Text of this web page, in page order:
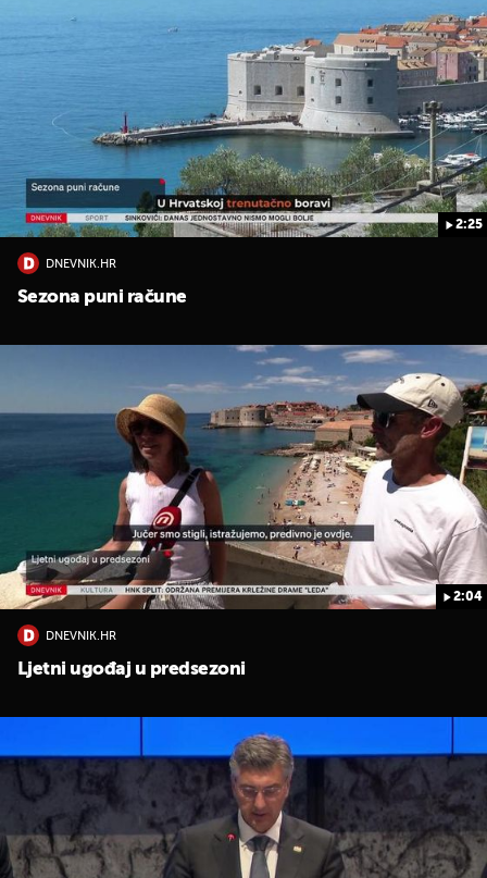
2:25
DNEVNIK.HR
Sezona puni račune
2:04
DNEVNIK.HR
Ljetni ugođaj u predsezoni
UKLJUČITE NOTIFIKACIJE